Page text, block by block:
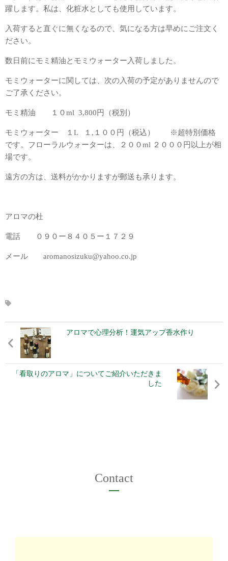
躍します。私は、化粧水としても使用しています。
入荷すると直ぐに無くなるので、気になる方は早めにご注文く
ださい。
数日前にモミ精油とモミウォーター入荷しました。
モミウォーターに関しては、次の入荷の予定がありませんので
ご了承ください。
モミ精油 １０ml 3,800円（税別）
モミウォーター １L １,１００円（税込） ※超特別価格
です。フローラルウォーターは、２００ml ２０００円以上が相
場です。
遠方の方は、送料がかかりますが郵送も承ります。
アロマの杜
電話 ０９０ー８４０５ー１７２９
メール aromanosizuku@yahoo.co.jp
アロマで心理分析！運気アップ香水作り
「看取りのアロマ」についてご紹介いただきま
した
Contact